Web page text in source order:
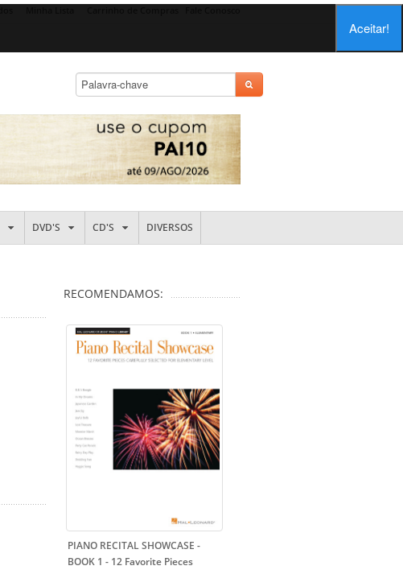
Aceitar!
DVD'S CD'S DIVERSOS
RECOMENDAMOS:
PIANO RECITAL SHOWCASE -
BOOK 1 - 12 Favorite Pieces